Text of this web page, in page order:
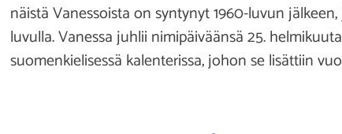
näistä Vanessoista on syntynyt 1960-luvun
luvulla. Vanessa juhlii nimipäiväänsä 25.
suomenkielisessä kalenterissa, johon se lisättiin